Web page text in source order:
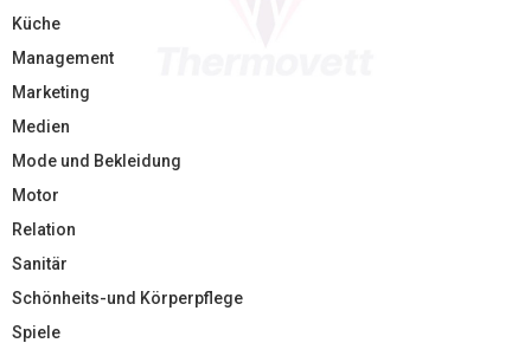
Küche
Management
Marketing
Medien
Mode und Bekleidung
Motor
Relation
Sanitär
Schönheits-und Körperpflege
Spiele